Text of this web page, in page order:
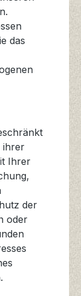
das
ihrer
Ihrer
der
oder